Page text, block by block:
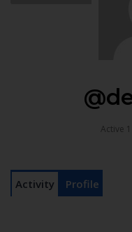
Active
Activity Profile